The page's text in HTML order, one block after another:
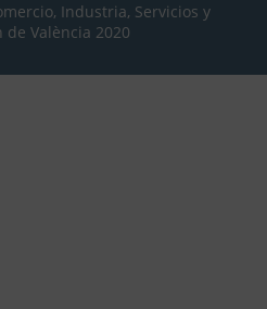
Industria, Servicios y
de València 2020